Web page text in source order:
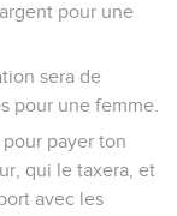
pour une
sera de
pour une femme.
payer ton
qui le taxera, et
avec les